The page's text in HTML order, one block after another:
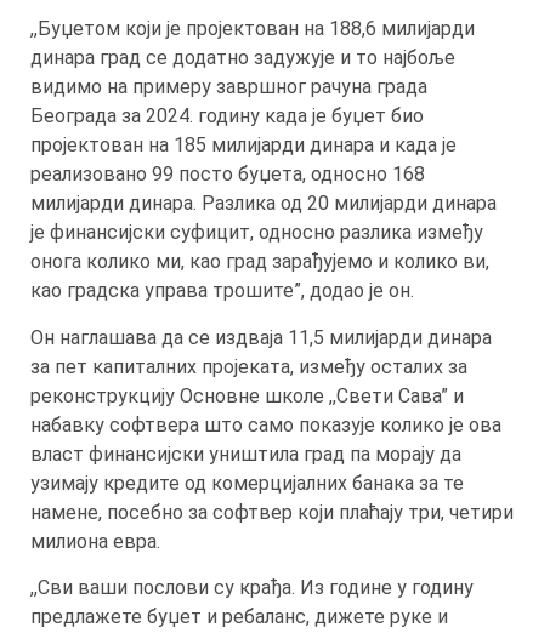
,,Буџетом који је пројектован на 188,6 милијарди
динара град се додатно задужује и то најбоље
видимо на примеру завршног рачуна града
Београда за 2024. годину када је буџет био
пројектован на 185 милијарди динара и када је
реализовано 99 посто буџета, односно 168
милијарди динара. Разлика од 20 милијарди динара
је финансијски суфицит, односно разлика између
онога колико ми, као град зарађујемо и колико ви,
као градска управа трошите”, додао је он.
Он наглашава да се издваја 11,5 милијарди динара
за пет капиталних пројеката, између осталих за
реконструкцију Основне школе ,,Свети Сава” и
набавку софтвера што само показује колико је ова
власт финансијски уништила град па морају да
узимају кредите од комерцијалних банака за те
намене, посебно за софтвер који плаћају три, четири
милиона евра.
,,Сви ваши послови су крађа. Из године у годину
предлажете буџет и ребаланс, дижете руке и